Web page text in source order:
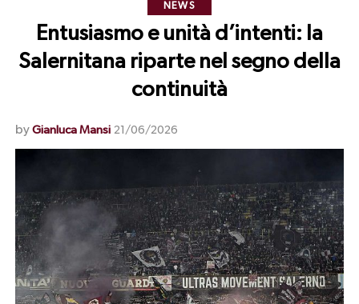
NEWS
Entusiasmo e unità d’intenti: la
Salernitana riparte nel segno della
continuità
by Gianluca Mansi 21/06/2026